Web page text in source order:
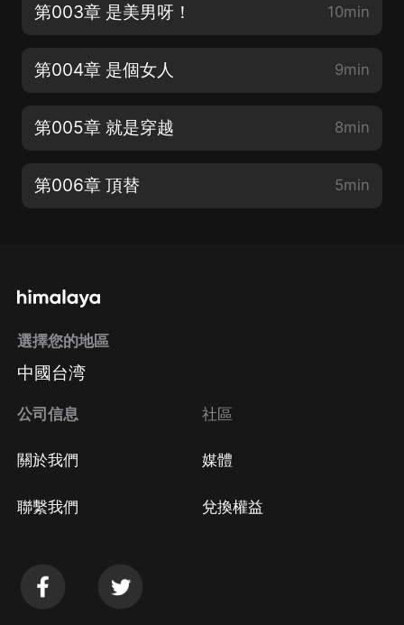
第003章 是美男呀！ 10min
第004章 是個女人 9min
第005章 就是穿越 8min
第006章 頂替 5min
選擇您的地區
中國台湾
公司信息
關於我們
聯繫我們
社區
媒體
兌換權益